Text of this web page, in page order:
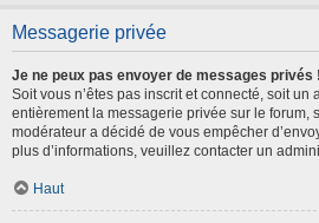
Messagerie privée
Je ne peux pas envoyer de messages privés !
Soit vous n’êtes pas inscrit et connecté, soit un
entièrement la messagerie privée sur le forum,
modérateur a décidé de vous empêcher
plus d’informations, veuillez contacter un
Haut